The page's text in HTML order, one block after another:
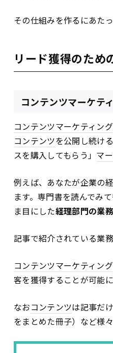
その仕組みを作るにあた
リード獲得のため
コンテンツマーケテ
コンテンツマーケティング
コンテンツを公開し続け
スを購入してもらう」 マ
例えば、あなたが企業の
ます。専門書を読んでみ
ま目にした経理部門の業
記事で紹介されている業
コンテンツマーケティング
客を獲得することが可能に
なおコンテンツは記事だ
をまとめた冊子）など様